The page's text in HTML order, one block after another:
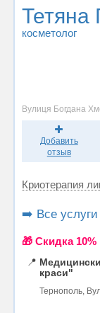
Тетяна
косметолог
Вулиця Богдана
Добавить
отзыв
Криотерапия
➡️ Все
🎁 Cкидка
📍
краси"
Тернополь,